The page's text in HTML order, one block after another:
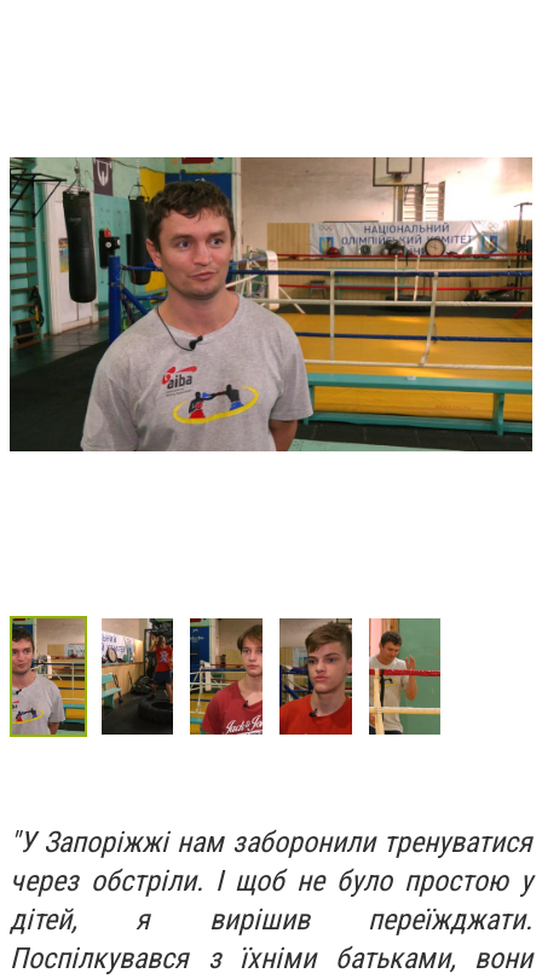
"У Запоріжжі нам заборонили тренуватися
через обстріли. І щоб не було простою у
дітей, я вирішив переїжджати.
Поспілкувався з їхніми батьками, вони